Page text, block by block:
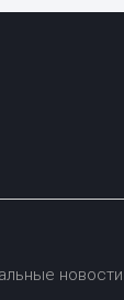
новости